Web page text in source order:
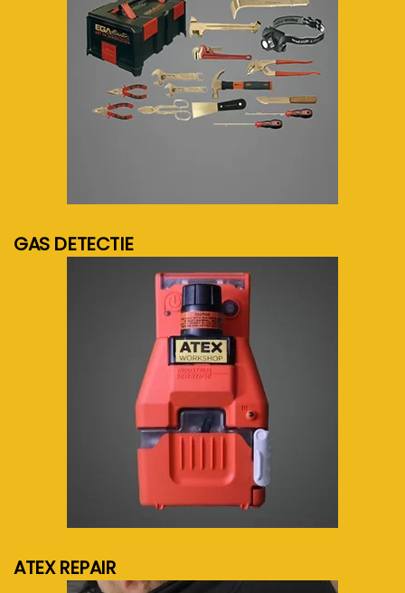
GAS DETECTIE
meer info...
ATEX REPAIR